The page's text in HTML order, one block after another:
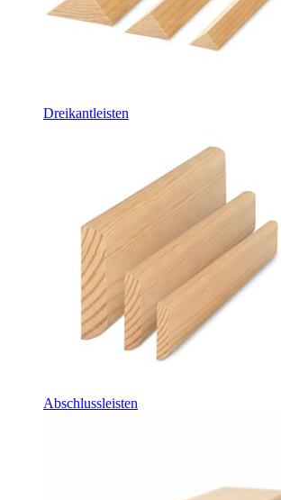
Dreikantleisten
Abschlussleisten